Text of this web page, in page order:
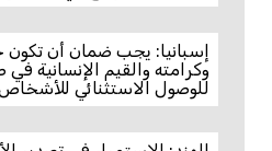
إسبانيا: يجب ضمان أن تكون
وكرامته والقيم الإنسانية
للوصول الاستثنائي